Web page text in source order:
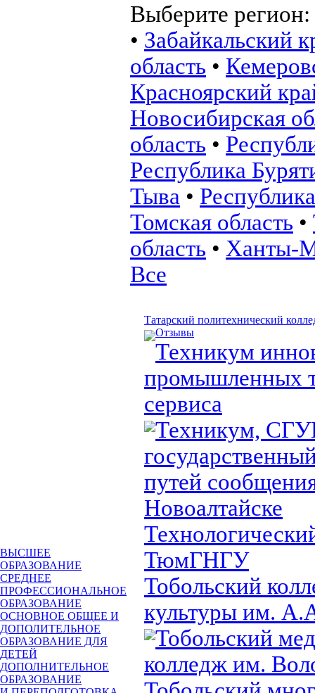
ВЫСШЕЕ
ОБРАЗОВАНИЕ
СРЕДНЕЕ
ПРОФЕССИОНАЛЬНОЕ
ОБРАЗОВАНИЕ
ОСНОВНОЕ ОБЩЕЕ И
ДОПОЛИТЕЛЬНОЕ
ОБРАЗОВАНИЕ ДЛЯ
ДЕТЕЙ
ДОПОЛНИТЕЛЬНОЕ
ОБРАЗОВАНИЕ
Выберите регион:
• Забайкальский
область •
Красноярский
Новосибирская
область •
Республика
Тыва •
Томская область •
область • Ханты-
Все
Татарский политехнический
Отзывы
Техникум
промышленных
сервиса
Техникум,
путей
Новоалтайске
ТюмГНГУ
Тобольский
культуры им.
Тобольский
колледж им.